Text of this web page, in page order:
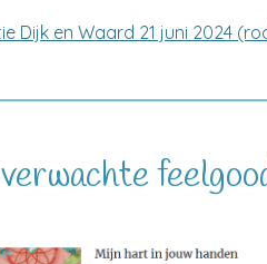
Dijk en Waard 21 juni 2024